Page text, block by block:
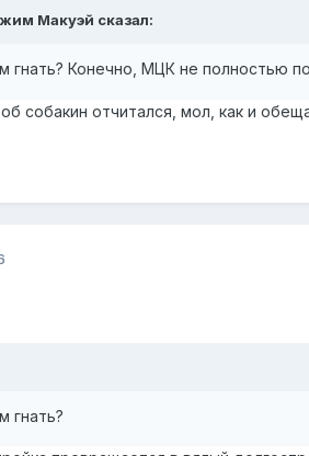
Макуэй сказал:
гнать? Конечно, МЦК не полностью
собакин отчитался, мол, как и
гнать?